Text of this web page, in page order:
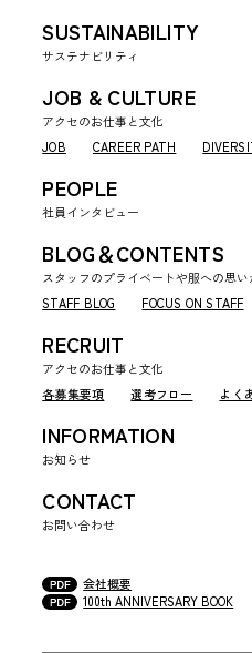
SUSTAINABILITY
サステナビリティ
JOB & CULTURE
アクセのお仕事と文化
JOB
CAREER PATH
PEOPLE
社員インタビュー
BLOG＆CONTENTS
スタッフのプライベートや服への思
STAFF BLOG
FOCUS ON STAFF
RECRUIT
アクセのお仕事と文化
各募集要項
選考フロー よく
INFORMATION
お知らせ
CONTACT
お問い合わせ
会社概要
100th ANNIVERSARY BOOK